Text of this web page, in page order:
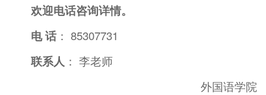
欢迎电话咨询详情。
电 话 ： 85307731
联系人 ： 李老师
外国语学院